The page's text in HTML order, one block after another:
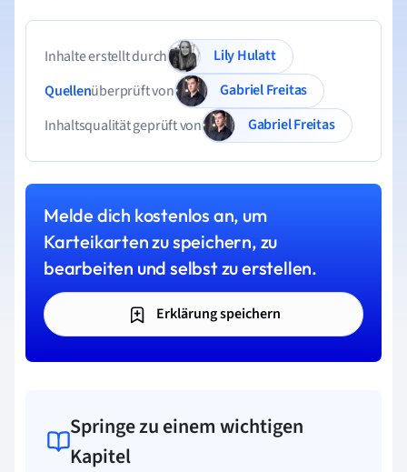
Inhalte erstellt durch
Lily Hulatt
Quellenüberprüft von
Gabriel Freitas
Inhaltsqualität geprüft von
Gabriel Freitas
Melde dich kostenlos an, um
Karteikarten zu speichern, zu
bearbeiten und selbst zu erstellen.
Erklärung speichern
Springe zu einem wichtigen
Kapitel